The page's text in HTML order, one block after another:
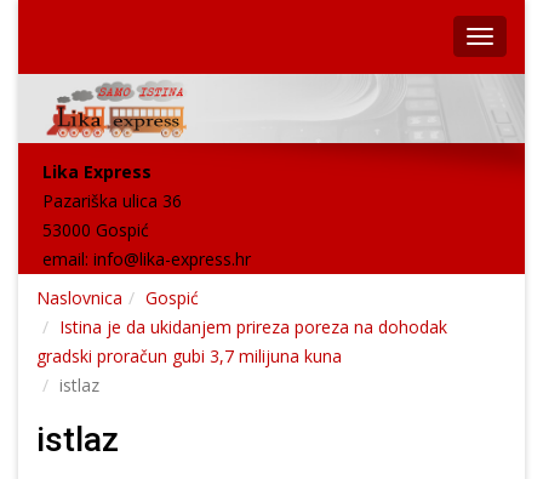
Lika Express
Pazariška ulica 36
53000 Gospić
email: info@lika-express.hr
Naslovnica
Gospić
Istina je da ukidanjem prireza poreza na dohodak
gradski proračun gubi 3,7 milijuna kuna
istlaz
istlaz